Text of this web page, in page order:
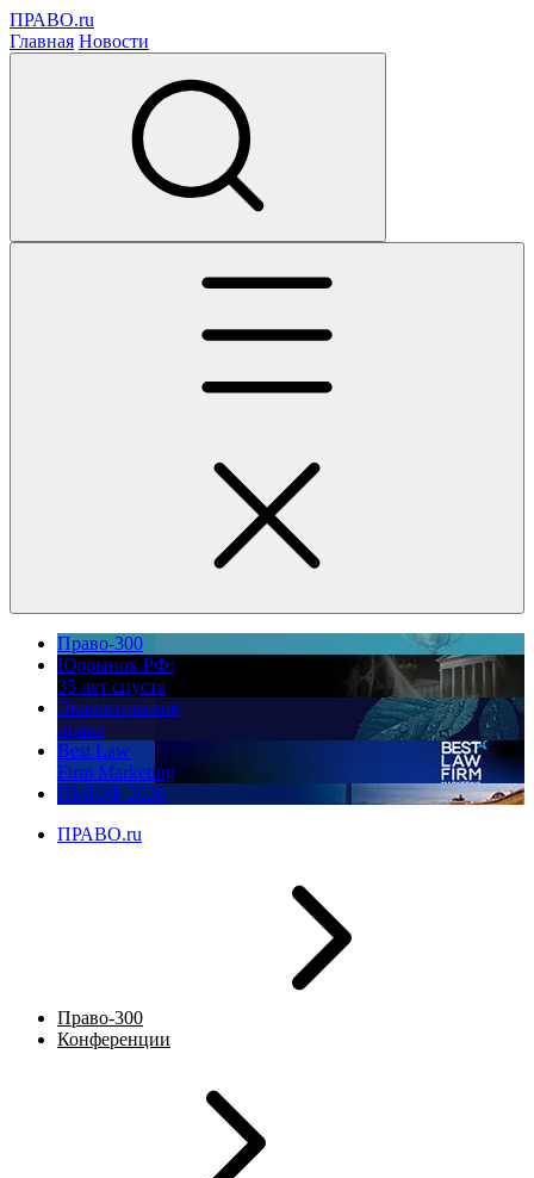
ПРАВО.ru
Главная Новости
Право-300
Юррынок РФ:
35 лет спустя
Экологическое
право
Best Law
Firm Marketing
ПМЮФ 2026
ПРАВО.ru
Право-300
Конференции